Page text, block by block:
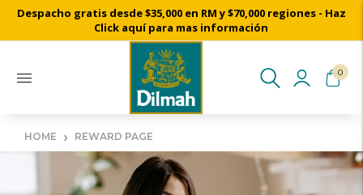
Despacho gratis desde $35,000 en RM y $70,000 regiones - Haz
Click aquí para mas información
0
HOME › REWARD PAGE